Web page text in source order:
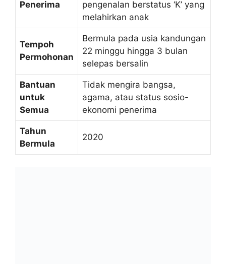
Penerima
pengenalan berstatus ‘K’ yang
melahirkan anak
Tempoh
Permohonan
Bermula pada usia kandungan
22 minggu hingga 3 bulan
selepas bersalin
Bantuan
untuk
Semua
Tidak mengira bangsa,
agama, atau status sosio-
ekonomi penerima
Tahun
Bermula
2020